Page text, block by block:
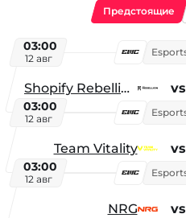
Предстоящие
03:00
12 авг
Shopify Rebellion vs
03:00
12 авг
Team Vitality vs
03:00
12 авг
NRG vs